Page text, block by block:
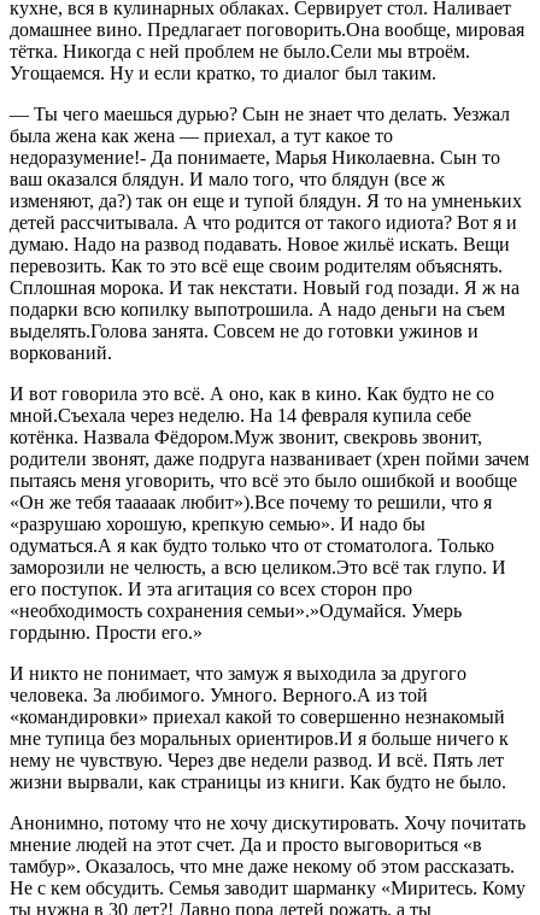
кухне, вся в кулинарных облаках. Сервирует стол. Наливает
домашнее вино. Предлагает поговорить.Она вообще, мировая
тётка. Никогда с ней проблем не было.Сели мы втроём.
Угощаемся. Ну и если кратко, то диалог был таким.
— Ты чего маешься дурью? Сын не знает что делать. Уезжал
была жена как жена — приехал, а тут какое то
недоразумение!- Да понимаете, Марья Николаевна. Сын то
ваш оказался блядун. И мало того, что блядун (все ж
изменяют, да?) так он еще и тупой блядун. Я то на умненьких
детей рассчитывала. А что родится от такого идиота? Вот я и
думаю. Надо на развод подавать. Новое жильё искать. Вещи
перевозить. Как то это всё еще своим родителям объяснять.
Сплошная морока. И так некстати. Новый год позади. Я ж на
подарки всю копилку выпотрошила. А надо деньги на съем
выделять.Голова занята. Совсем не до готовки ужинов и
воркований.
И вот говорила это всё. А оно, как в кино. Как будто не со
мной.Съехала через неделю. На 14 февраля купила себе
котёнка. Назвала Фёдором.Муж звонит, свекровь звонит,
родители звонят, даже подруга названивает (хрен пойми зачем
пытаясь меня уговорить, что всё это было ошибкой и вообще
«Он же тебя тааааак любит»).Все почему то решили, что я
«разрушаю хорошую, крепкую семью». И надо бы
одуматься.А я как будто только что от стоматолога. Только
заморозили не челюсть, а всю целиком.Это всё так глупо. И
его поступок. И эта агитация со всех сторон про
«необходимость сохранения семьи».»Одумайся. Умерь
гордыню. Прости его.»
И никто не понимает, что замуж я выходила за другого
человека. За любимого. Умного. Верного.А из той
«командировки» приехал какой то совершенно незнакомый
мне тупица без моральных ориентиров.И я больше ничего к
нему не чувствую. Через две недели развод. И всё. Пять лет
жизни вырвали, как страницы из книги. Как будто не было.
Анонимно, потому что не хочу дискутировать. Хочу почитать
мнение людей на этот счет. Да и просто выговориться «в
тамбур». Оказалось, что мне даже некому об этом рассказать.
Не с кем обсудить. Семья заводит шарманку «Миритесь. Кому
ты нужна в 30 лет?! Давно пора детей рожать, а ты